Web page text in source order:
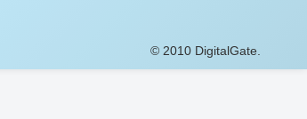
© 2010 DigitalGate.